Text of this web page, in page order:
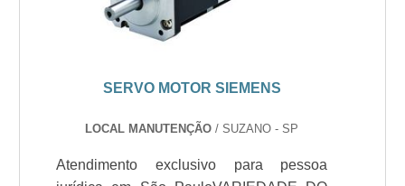
SERVO MOTOR SIEMENS
LOCAL MANUTENÇÃO / SUZANO - SP
Atendimento exclusivo para pessoa